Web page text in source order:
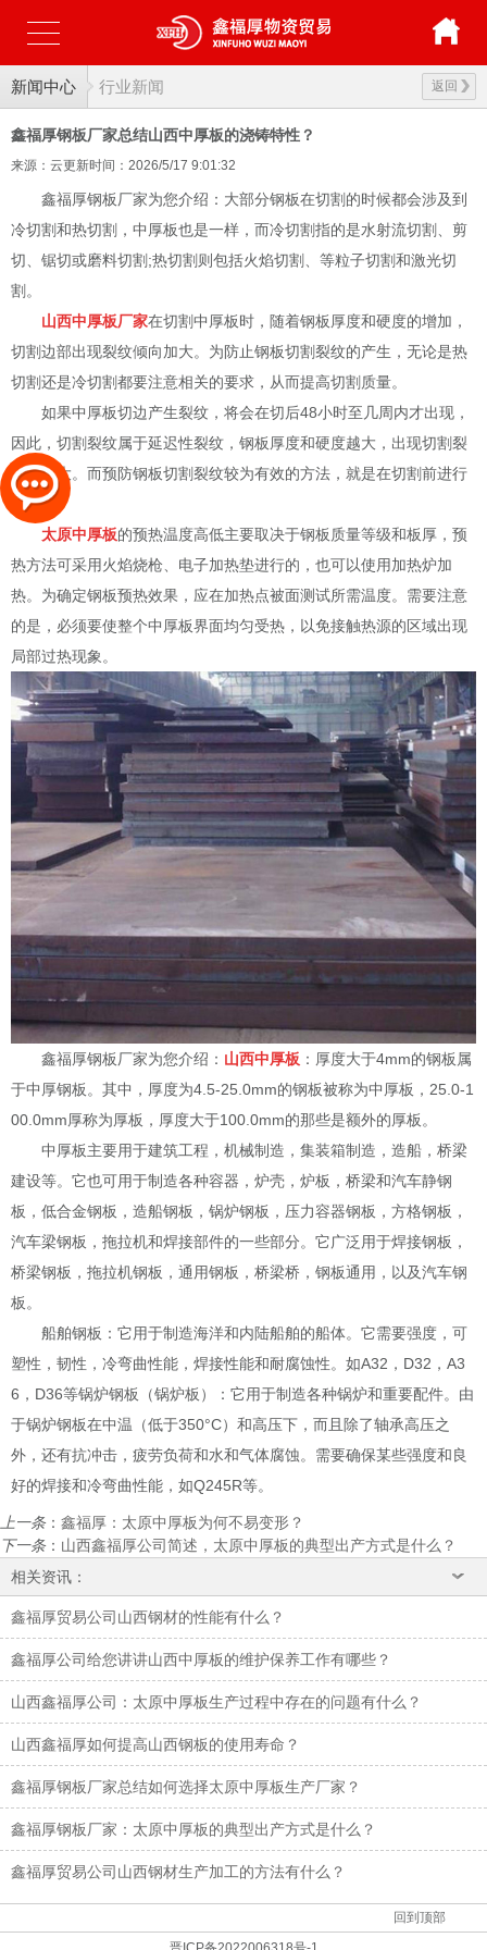
新闻中心 返回
行业新闻
鑫福厚钢板厂家总结山西中厚板的浇铸特性？
来源：云更新时间：2026/5/17 9:01:32
鑫福厚钢板厂家为您介绍：大部分钢板在切割的时候都会涉及到
冷切割和热切割，中厚板也是一样，而冷切割指的是水射流切割、剪
切、锯切或磨料切割;热切割则包括火焰切割、等粒子切割和激光切
割。
山西中厚板厂家在切割中厚板时，随着钢板厚度和硬度的增加，
切割边部出现裂纹倾向加大。为防止钢板切割裂纹的产生，无论是热
切割还是冷切割都要注意相关的要求，从而提高切割质量。
如果中厚板切边产生裂纹，将会在切后48小时至几周内才出现，
因此，切割裂纹属于延迟性裂纹，钢板厚度和硬度越大，出现切割裂
纹就越大。而预防钢板切割裂纹较为有效的方法，就是在切割前进行
预热。
太原中厚板的预热温度高低主要取决于钢板质量等级和板厚，预
热方法可采用火焰烧枪、电子加热垫进行的，也可以使用加热炉加
热。为确定钢板预热效果，应在加热点被面测试所需温度。需要注意
的是，必须要使整个中厚板界面均匀受热，以免接触热源的区域出现
局部过热现象。
鑫福厚钢板厂家为您介绍： 山西中厚板 ：厚度大于4mm的钢板属
于中厚钢板。其中，厚度为4.5-25.0mm的钢板被称为中厚板，25.0-1
00.0mm厚称为厚板，厚度大于100.0mm的那些是额外的厚板。
中厚板主要用于建筑工程，机械制造，集装箱制造，造船，桥梁
建设等。它也可用于制造各种容器，炉壳，炉板，桥梁和汽车静钢
板，低合金钢板，造船钢板，锅炉钢板，压力容器钢板，方格钢板，
汽车梁钢板，拖拉机和焊接部件的一些部分。它广泛用于焊接钢板，
桥梁钢板，拖拉机钢板，通用钢板，桥梁桥，钢板通用，以及汽车钢
板。
船舶钢板：它用于制造海洋和内陆船舶的船体。它需要强度，可
塑性，韧性，冷弯曲性能，焊接性能和耐腐蚀性。如A32，D32，A3
6，D36等锅炉钢板（锅炉板）：它用于制造各种锅炉和重要配件。由
于锅炉钢板在中温（低于350°C）和高压下，而且除了轴承高压之
外，还有抗冲击，疲劳负荷和水和气体腐蚀。需要确保某些强度和良
好的焊接和冷弯曲性能，如Q245R等。
上一条： 鑫福厚：太原中厚板为何不易变形？
下一条： 山西鑫福厚公司简述，太原中厚板的典型出产方式是什么？
相关资讯：
鑫福厚贸易公司山西钢材的性能有什么？
鑫福厚公司给您讲讲山西中厚板的维护保养工作有哪些？
山西鑫福厚公司：太原中厚板生产过程中存在的问题有什么？
山西鑫福厚如何提高山西钢板的使用寿命？
鑫福厚钢板厂家总结如何选择太原中厚板生产厂家？
鑫福厚钢板厂家：太原中厚板的典型出产方式是什么？
鑫福厚贸易公司山西钢材生产加工的方法有什么？
回到顶部